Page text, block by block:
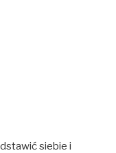
siebie i